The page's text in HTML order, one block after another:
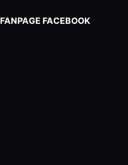
FANPAGE FACEBOOK